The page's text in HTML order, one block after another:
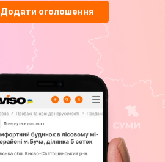
Додати оголошення